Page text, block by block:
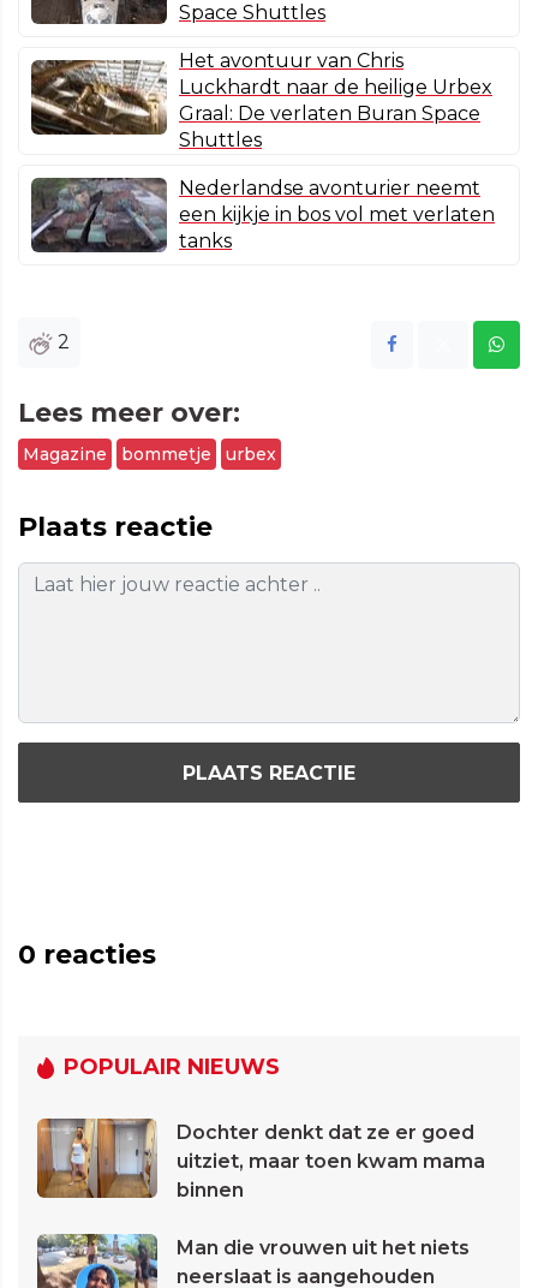
Space Shuttles
Het avontuur van Chris
Luckhardt naar de heilige Urbex
Graal: De verlaten Buran Space
Shuttles
Nederlandse avonturier neemt
een kijkje in bos vol met verlaten
tanks
2
Lees meer over:
Magazine bommetje urbex
Plaats reactie
PLAATS REACTIE
0 reacties
POPULAIR NIEUWS
Dochter denkt dat ze er goed
uitziet, maar toen kwam mama
binnen
Man die vrouwen uit het niets
neerslaat is aangehouden